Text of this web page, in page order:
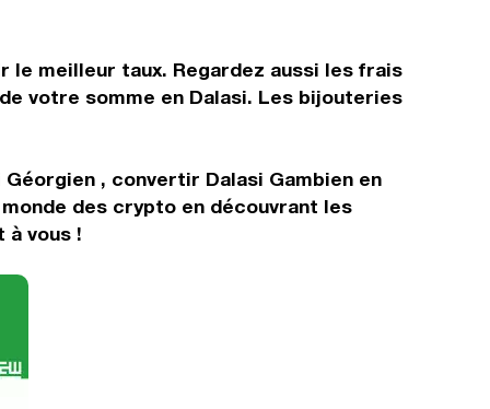
le meilleur taux. Regardez aussi les frais
votre somme en Dalasi. Les bijouteries
, convertir Dalasi Gambien en
des crypto en découvrant les
à vous !